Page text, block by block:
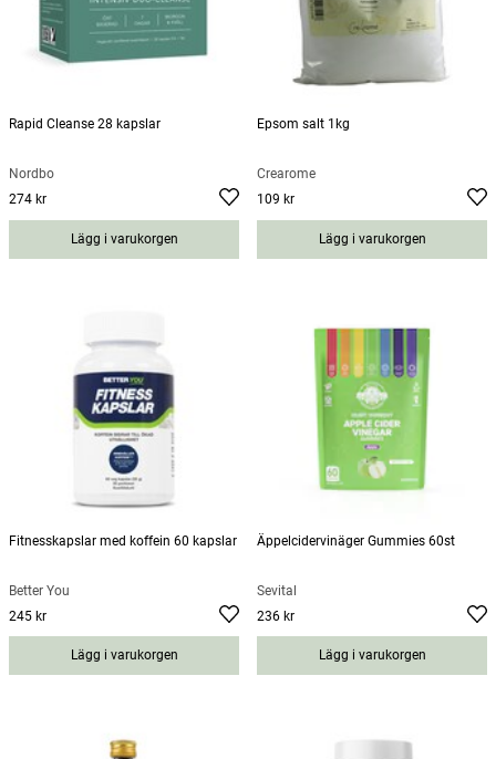
Rapid Cleanse 28 kapslar
Nordbo
Pris:
274 kr
Lägg i varukorgen
Epsom salt 1kg
Crearome
Pris:
109 kr
Lägg i varukorgen
Fitnesskapslar med koffein 60 kapslar
Better You
Pris:
245 kr
Lägg i varukorgen
Äppelcidervinäger Gummies 60st
Sevital
Pris:
236 kr
Lägg i varukorgen